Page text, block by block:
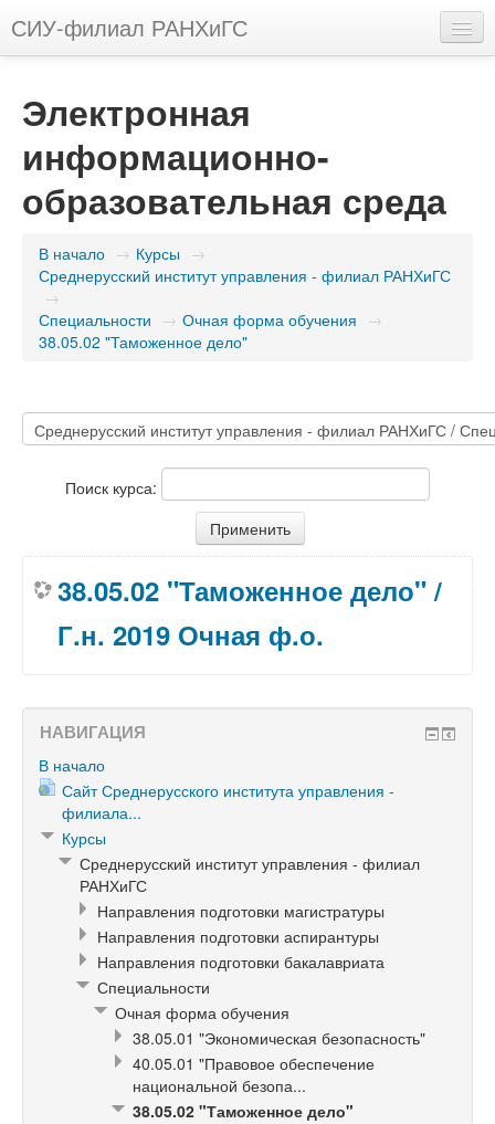
СИУ-филиал РАНХиГС
Вы не вошли в систему (Вход)
Электронная
информационно-
образовательная среда
В начало → Курсы →
Среднерусский институт управления - филиал РАНХиГС
→
Специальности → Очная форма обучения →
38.05.02 "Таможенное дело"
Поиск курса:
38.05.02 "Таможенное дело" /
Г.н. 2019 Очная ф.о.
НАВИГАЦИЯ
В начало
Сайт Среднерусского института управления -
филиала...
Курсы
Среднерусский институт управления - филиал
РАНХиГС
Направления подготовки магистратуры
Направления подготовки аспирантуры
Направления подготовки бакалавриата
Специальности
Очная форма обучения
38.05.01 "Экономическая безопасность"
40.05.01 "Правовое обеспечение
национальной безопа...
38.05.02 "Таможенное дело"